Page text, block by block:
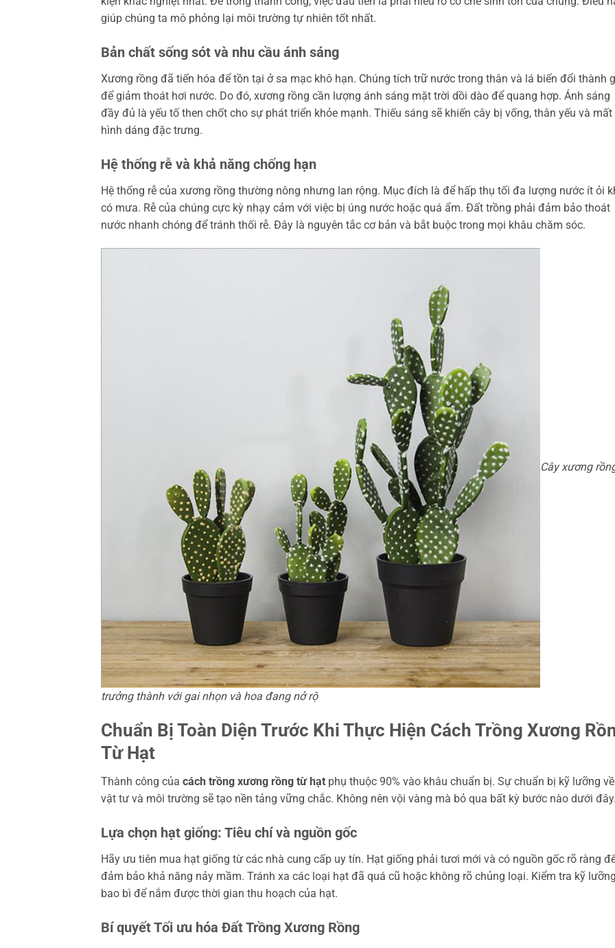
giúp chúng ta mô phỏng lại môi trường tự nhiên tốt nhất.
Bản chất sống sót và nhu cầu ánh sáng
Xương rồng đã tiến hóa để tồn tại ở sa mạc khô hạn. Chúng tích trữ nước trong thân và lá biến đổi thành
để giảm thoát hơi nước. Do đó, xương rồng cần lượng ánh sáng mặt trời dồi dào để quang hợp. Ánh sáng
đầy đủ là yếu tố then chốt cho sự phát triển khỏe mạnh. Thiếu sáng sẽ khiến cây bị vống, thân yếu và mất
hình dáng đặc trưng.
Hệ thống rễ và khả năng chống hạn
Hệ thống rễ của xương rồng thường nông nhưng lan rộng. Mục đích là để hấp thụ tối đa lượng nước ít ỏi
có mưa. Rễ của chúng cực kỳ nhạy cảm với việc bị úng nước hoặc quá ẩm. Đất trồng phải đảm bảo thoát
nước nhanh chóng để tránh thối rễ. Đây là nguyên tắc cơ bản và bắt buộc trong mọi khâu chăm sóc.
Cây xương
trưởng thành với gai nhọn và hoa đang nở rộ
Chuẩn Bị Toàn Diện Trước Khi Thực Hiện Cách Trồng Xương
Từ Hạt
Thành công của cách trồng xương rồng từ hạt phụ thuộc 90% vào khâu chuẩn bị. Sự chuẩn bị kỹ lưỡng về
vật tư và môi trường sẽ tạo nền tảng vững chắc. Không nên vội vàng mà bỏ qua bất kỳ bước nào dưới đây.
Lựa chọn hạt giống: Tiêu chí và nguồn gốc
Hãy ưu tiên mua hạt giống từ các nhà cung cấp uy tín. Hạt giống phải tươi mới và có nguồn gốc rõ ràng
đảm bảo khả năng nảy mầm. Tránh xa các loại hạt đã quá cũ hoặc không rõ chủng loại. Kiểm tra kỹ lưỡng
bao bì để nắm được thời gian thu hoạch của hạt.
Bí quyết Tối ưu hóa Đất Trồng Xương Rồng